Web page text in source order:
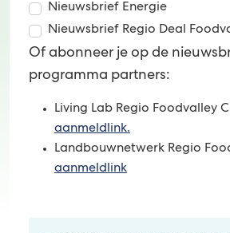
Nieuwsbrief Energie
Nieuwsbrief Regio Deal
Of abonneer je op de
programma partners:
Living Lab Regio Foodvalley
aanmeldlink.
Landbouwnetwerk Regio
aanmeldlink